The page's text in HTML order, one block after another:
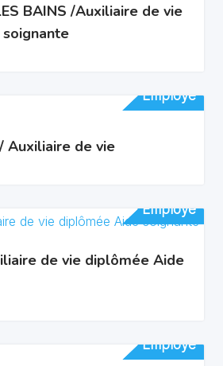
BAINS /Auxiliaire de vie
Employé
Employé
/ Auxiliaire de vie
Employé
Employé
de vie diplômée Aide
Employé
Employé